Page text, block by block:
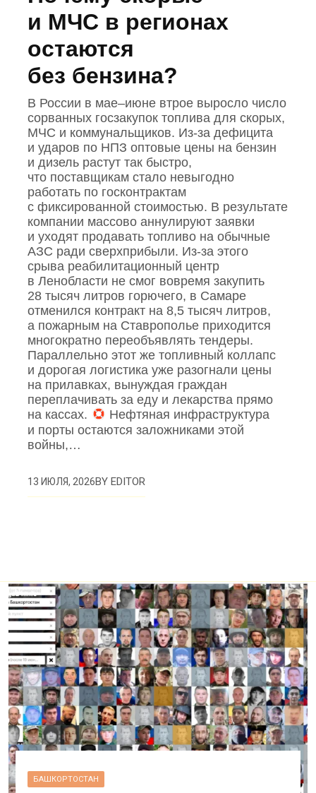
и МЧС в регионах
остаются
без бензина?
В России в мае–июне втрое выросло число
сорванных госзакупок топлива для скорых,
МЧС и коммунальщиков. Из‑за дефицита
и ударов по НПЗ оптовые цены на бензин
и дизель растут так быстро,
что поставщикам стало невыгодно
работать по госконтрактам
с фиксированной стоимостью. В результате
компании массово аннулируют заявки
и уходят продавать топливо на обычные
АЗС ради сверхприбыли. Из‑за этого
срыва реабилитационный центр
в Ленобласти не смог вовремя закупить
28 тысяч литров горючего, в Самаре
отменился контракт на 8,5 тысяч литров,
а пожарным на Ставрополье приходится
многократно переобъявлять тендеры.
Параллельно этот же топливный коллапс
и дорогая логистика уже разогнали цены
на прилавках, вынуждая граждан
переплачивать за еду и лекарства прямо
на кассах.
Нефтяная инфраструктура
и порты остаются заложниками этой
войны,…
13 ИЮЛЯ, 2026BYEDITOR
БАШКОРТОСТАН